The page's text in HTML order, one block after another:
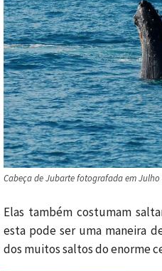
Cabeça de Jubarte fotografada em Julho
Elas também costumam
esta pode ser uma maneira
dos muitos saltos do enorme